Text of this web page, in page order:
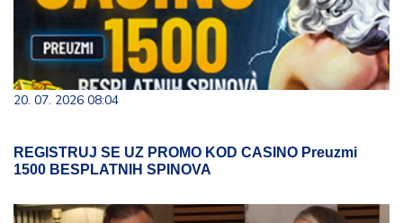
20. 07. 2026 08:04
REGISTRUJ SE UZ PROMO KOD CASINO Preuzmi
1500 BESPLATNIH SPINOVA